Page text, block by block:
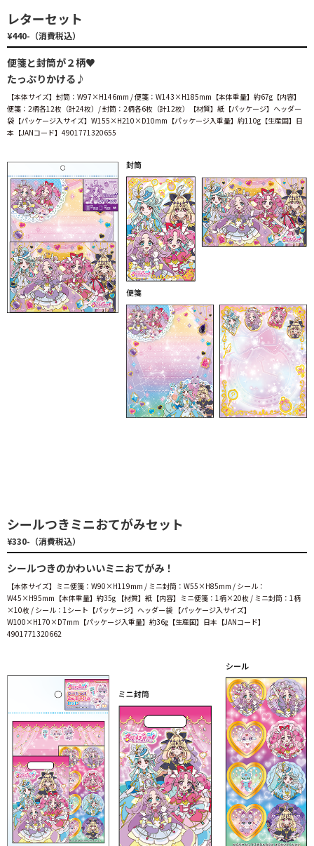
レターセット
¥440-（消費税込）
便箋と封筒が２柄♥
たっぷりかける♪
【本体サイズ】封筒：W97×H146mm / 便箋：W143×H185mm【本体重量】約67g【内容】
便箋：2柄各12枚（計24枚）/封筒：2柄各6枚（計12枚）【材質】紙【パッケージ】ヘッダー
袋【パッケージ入サイズ】W155×H210×D10mm【パッケージ入重量】約110g【生産国】日
本【JANコード】4901771320655
シールつきミニおてがみセット
¥330-（消費税込）
シールつきのかわいいミニおてがみ！
【本体サイズ】ミニ便箋：W90×H119mm / ミニ封筒：W55×H85mm / シール：
W45×H95mm【本体重量】約35g 【材質】紙【内容】ミニ便箋：1柄×20枚 / ミニ封筒：1柄
×10枚 / シール：1シート【パッケージ】ヘッダー袋 【パッケージ入サイズ】
W100×H170×D7mm【パッケージ入重量】約36g【生産国】日本【JANコード】
4901771320662